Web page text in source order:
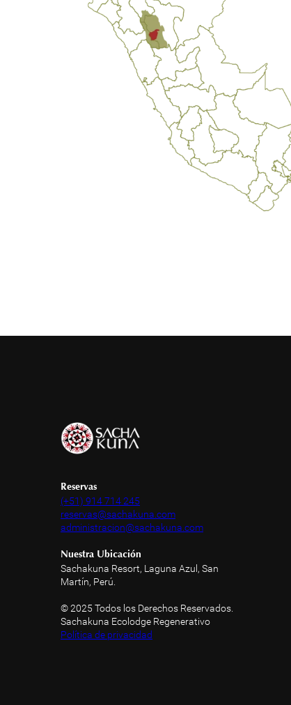
Reservas
(+51) 914 714 245
reservas@sachakuna.com
administracion@sachakuna.com
Nuestra Ubicación
Sachakuna Resort, Laguna Azul, San
Martín, Perú.
© 2025 Todos los Derechos Reservados.
Sachakuna Ecolodge Regenerativo
Política de privacidad